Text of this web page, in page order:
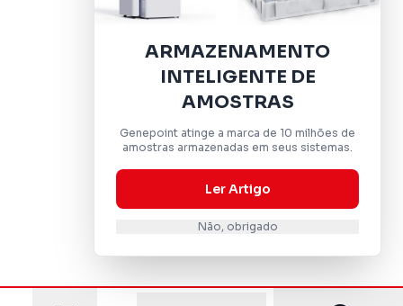
ARMAZENAMENTO
INTELIGENTE DE
AMOSTRAS
Genepoint atinge a marca de 10 milhões de
amostras armazenadas em seus sistemas.
Ler Artigo
Não, obrigado